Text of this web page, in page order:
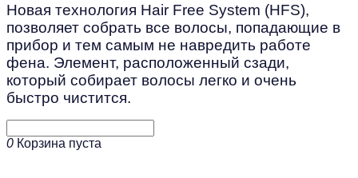
Новая технология Hair Free System (HFS),
позволяет собрать все волосы, попадающие в
прибор и тем самым не навредить работе
фена. Элемент, расположенный сзади,
который собирает волосы легко и очень
быстро чистится.
0 Корзина пуста